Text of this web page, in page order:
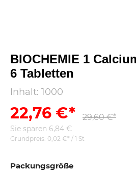
BIOCHEMIE 1
6 Tabletten
Inhalt: 1000
22,76 €* 29,60 €*
Sie sparen 6,84 €
Grundpreis: 0,02 €* / 1 St
Packungsgröße